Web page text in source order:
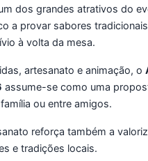
dos grandes atrativos do
a provar sabores
à volta da mesa.
artesanato e animação, o
assume-se como uma
ou entre amigos.
reforça também a
e tradições locais.